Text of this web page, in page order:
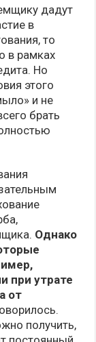
дадут
в
то
в рамках
Но
этого
и не
брать
Однако
при утрате
от
получить,